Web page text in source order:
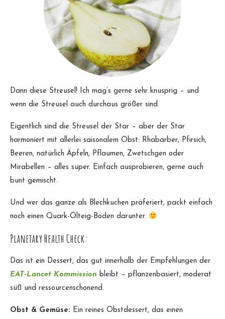
Dann diese Streusel! Ich mag’s gerne sehr knusprig – und
wenn die Streusel auch durchaus größer sind.
Eigentlich sind die Streusel der Star – aber der Star
harmoniert mit allerlei saisonalem Obst: Rhabarber, Pfirsich,
Beeren, natürlich Äpfeln, Pflaumen, Zwetschgen oder
Mirabellen – alles super. Einfach ausprobieren, gerne auch
bunt gemischt.
Und wer das ganze als Blechkuchen präferiert, packt einfach
noch einen Quark-Ölteig-Boden darunter.
Planetary Health Check:
Das ist ein Dessert, das gut innerhalb der Empfehlungen der
EAT-Lancet Kommission bleibt – pflanzenbasiert, moderat
süß und ressourcenschonend.
Obst & Gemüse: Ein reines Obstdessert, das einen